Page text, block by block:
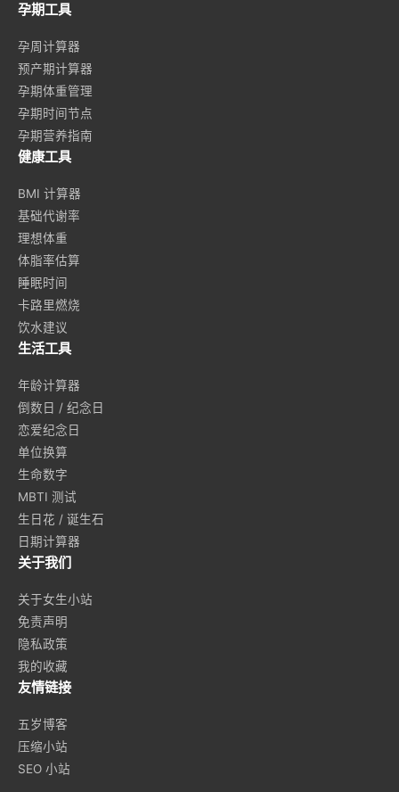
孕期工具
孕周计算器
预产期计算器
孕期体重管理
孕期时间节点
孕期营养指南
健康工具
BMI 计算器
基础代谢率
理想体重
体脂率估算
睡眠时间
卡路里燃烧
饮水建议
生活工具
年龄计算器
倒数日 / 纪念日
恋爱纪念日
单位换算
生命数字
MBTI 测试
生日花 / 诞生石
日期计算器
关于我们
关于女生小站
免责声明
隐私政策
我的收藏
友情链接
五岁博客
压缩小站
SEO 小站